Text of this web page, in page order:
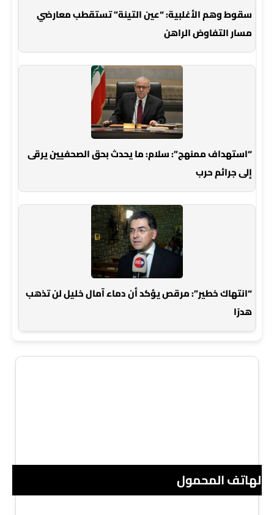
سقوط وهم الأغلبية: “عين التينة” تستقطب معارضي
مسار التفاوض الراهن
“استهداف ممنهج”: سلام: ما يحدث بحق الصحفيين يرقى
إلى جرائم حرب
“انتهاك خطير”: مرقص يؤكد أن دماء آمال خليل لن تذهب
هدرًا
الهاتف المحمول